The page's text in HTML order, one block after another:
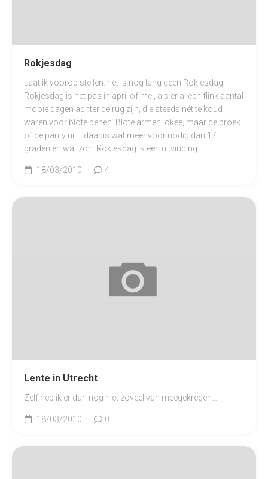
Rokjesdag
Laat ik voorop stellen: het is nog lang geen Rokjesdag.
Rokjesdag is het pas in april of mei, als er al een flink aantal
mooie dagen achter de rug zijn, die steeds nét te koud
waren voor blote benen. Blote armen, okee, maar de broek
of de panty uit… daar is wat meer voor nodig dan 17
graden en wat zon. Rokjesdag is een uitvinding...
18/03/2010 4
Lente in Utrecht
Zelf heb ik er dan nog niet zoveel van meegekregen…
18/03/2010 0